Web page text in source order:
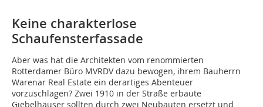
Keine charakterlose
Schaufensterfassade
Aber was hat die Architekten vom renommierten
Rotterdamer Büro MVRDV dazu bewogen, ihrem Bauherrn
Warenar Real Estate ein derartiges Abenteuer
vorzuschlagen? Zwei 1910 in der Straße erbaute
Giebelhäuser sollten durch zwei Neubauten ersetzt und